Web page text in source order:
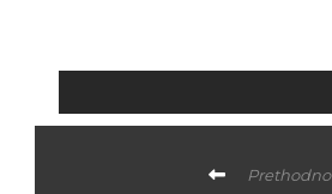
Prethodno